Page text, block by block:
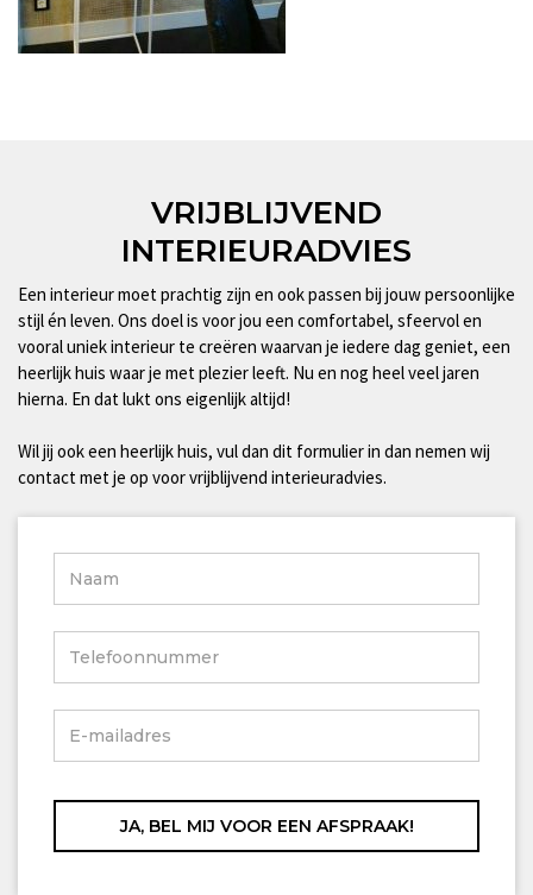
VRIJBLIJVEND
INTERIEURADVIES
Een interieur moet prachtig zijn en ook passen bij jouw persoonlijke
stijl én leven. Ons doel is voor jou een comfortabel, sfeervol en
vooral uniek interieur te creëren waarvan je iedere dag geniet, een
heerlijk huis waar je met plezier leeft. Nu en nog heel veel jaren
hierna. En dat lukt ons eigenlijk altijd!
Wil jij ook een heerlijk huis, vul dan dit formulier in dan nemen wij
contact met je op voor vrijblijvend interieuradvies.